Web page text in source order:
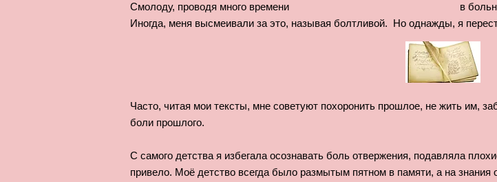
Смолоду, проводя много времени в больничных
Иногда, меня высмеивали за это, называя болтливой. Но однажды, я
Часто, читая мои тексты, мне советуют похоронить прошлое, не жить им,
боли прошлого.
С самого детства я избегала осознавать боль отвержения, подавляла
привело. Моё детство всегда было размытым пятном в памяти, а на